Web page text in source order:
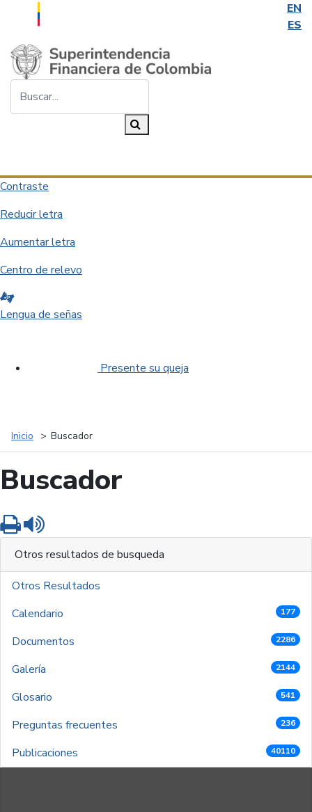
EN
ES
Saltar al contenido principal
Contraste
Reducir letra
Aumentar letra
Centro de relevo
Lengua de señas
Presente su queja
Inicio Buscador
Buscador
Imprimir
Otros resultados de busqueda
Otros Resultados
Calendario
177
Documentos 2286
Galería 2144
Glosario 541
Preguntas frecuentes 236
Publicaciones 40110